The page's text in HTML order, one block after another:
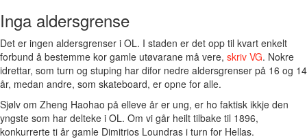
Inga aldersgrense
Det er ingen aldersgrenser i OL. I staden er det opp til kvart enkelt
forbund å bestemme kor gamle utøvarane må vere, skriv VG. Nokre
idrettar, som turn og stuping har difor nedre aldersgrenser på 16 og 14
år, medan andre, som skateboard, er opne for alle.
Sjølv om Zheng Haohao på elleve år er ung, er ho faktisk ikkje den
yngste som har delteke i OL. Om vi går heilt tilbake til 1896,
konkurrerte ti år gamle Dimitrios Loundras i turn for Hellas.